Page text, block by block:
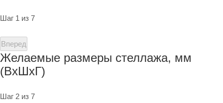
Шаг 1 из 7
Вперед
Желаемые размеры стеллажа, мм
(ВхШхГ)
Шаг 2 из 7